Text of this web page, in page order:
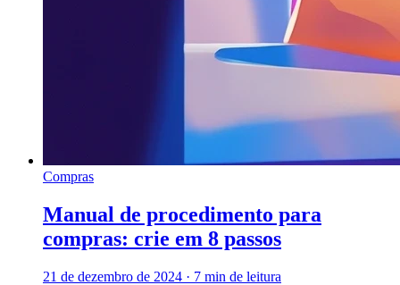
Compras
Manual de procedimento para
compras: crie em 8 passos
21 de dezembro de 2024 · 7 min de leitura